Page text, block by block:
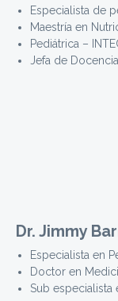
Especialista de
Maestría en
Pediátrica –
Jefa de
Dr. Jimmy
Especialista en
Doctor en
Sub especialista